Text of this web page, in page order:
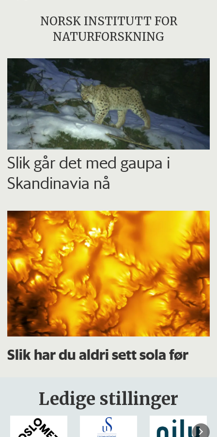
NORSK INSTITUTT FOR
NATURFORSKNING
Slik går det med gaupa i
Skandinavia nå
Slik har du aldri sett sola før
Ledige stillinger